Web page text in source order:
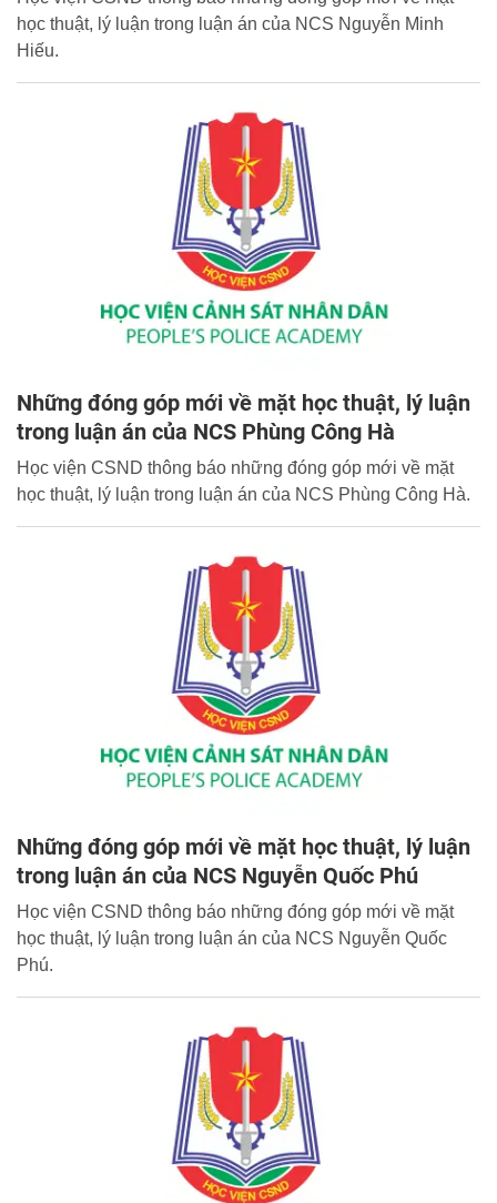
học thuật, lý luận trong luận án của NCS Nguyễn Minh
Hiếu.
Những đóng góp mới về mặt học thuật, lý luận
trong luận án của NCS Phùng Công Hà
Học viện CSND thông báo những đóng góp mới về mặt
học thuật, lý luận trong luận án của NCS Phùng Công Hà.
Những đóng góp mới về mặt học thuật, lý luận
trong luận án của NCS Nguyễn Quốc Phú
Học viện CSND thông báo những đóng góp mới về mặt
học thuật, lý luận trong luận án của NCS Nguyễn Quốc
Phú.